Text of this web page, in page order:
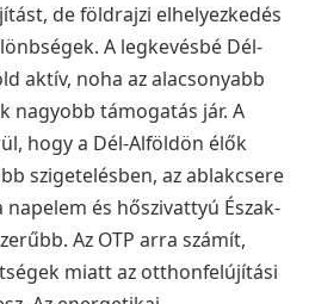
de földrajzi elhelyezkedés
A legkevésbé Dél-
aktív, noha az alacsonyabb
nagyobb támogatás jár. A
hogy a Dél-Alföldön élők
szigetelésben, az ablakcsere
és hőszivattyú Észak-
Az OTP arra számít,
miatt az otthonfelújítási